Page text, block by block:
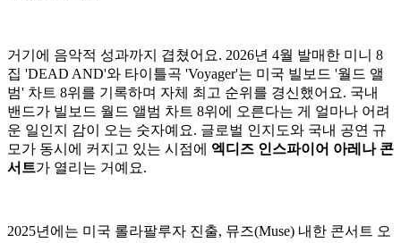
거기에 음악적 성과까지 겹쳤어요. 2026년 4월 발매한 미니 8
집 'DEAD AND'와 타이틀곡 'Voyager'는 미국 빌보드 '월드 앨
범' 차트 8위를 기록하며 자체 최고 순위를 경신했어요. 국내
밴드가 빌보드 월드 앨범 차트 8위에 오른다는 게 얼마나 어려
운 일인지 감이 오는 숫자예요. 글로벌 인지도와 국내 공연 규
모가 동시에 커지고 있는 시점에 엑디즈 인스파이어 아레나 콘
서트가 열리는 거예요.
2025년에는 미국 롤라팔루자 진출, 뮤즈(Muse) 내한 콘서트 오